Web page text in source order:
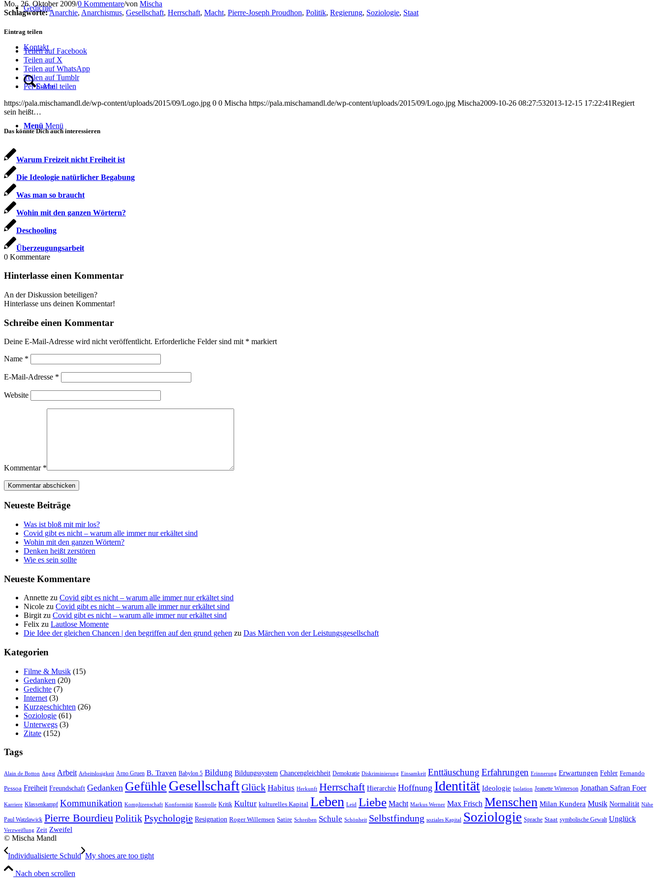
Gedich­te
Kon­takt
Suche
Menü Menü
Mo., 26. Oktober 2009/0 Kommentare/von Mischa
Schlagworte:Anarchie, Anarchismus, Gesellschaft, Herrschaft, Macht, Pierre-Joseph Proudhon, Politik, Regierung, Soziologie, Staat
Eintrag teilen
Teilen auf Facebook
Teilen auf X
Teilen auf WhatsApp
Teilen auf Tumblr
Per E-Mail teilen
https://pala.mischamandl.de/wp-content/uploads/2015/09/Logo.jpg 0 0 Mischa https://pala.mischamandl.de/wp-content/uploads/2015/09/Logo.jpg Mischa2009-10-26 08:27:532013-12-15 17:22:41Regiert
sein heißt…
Das könnte Dich auch interessieren
War­um Frei­zeit nicht Frei­heit ist
Die Ideo­lo­gie natür­li­cher Begabung
Was man so braucht
Wohin mit den gan­zen Wörtern?
Deschoo­ling
Über­zeu­gungs­ar­beit
0 Kommentare
Hinterlasse einen Kommentar
An der Diskussion beteiligen?
Hinterlasse uns deinen Kommentar!
Schreibe einen Kommentar
Deine E-Mail-Adresse wird nicht veröffentlicht. Erforderliche Felder sind mit * markiert
Name *
E-Mail-Adresse *
Website
Kommentar *
Neu­es­te Beiträge
Was ist bloß mit mir los?
Covid gibt es nicht – war­um alle immer nur erkäl­tet sind
Wohin mit den gan­zen Wörtern?
Den­ken heißt zerstören
Wie es sein sollte
Neu­es­te Kommentare
Annette zu Covid gibt es nicht – war­um alle immer nur erkäl­tet sind
Nicole zu Covid gibt es nicht – war­um alle immer nur erkäl­tet sind
Birgit zu Covid gibt es nicht – war­um alle immer nur erkäl­tet sind
Felix zu Laut­lo­se Momente
Die Idee der gleichen Chancen | den begriffen auf den grund gehen zu Das Mär­chen von der Leistungsgesellschaft
Kate­go­rien
Filme & Musik (15)
Gedanken (20)
Gedichte (7)
Internet (3)
Kurzgeschichten (26)
Soziologie (61)
Unterwegs (3)
Zitate (152)
Tags
Alain de Botton Angst Arbeit Arbeitslosigkeit Arno Gruen B. Traven Babylon 5 Bildung Bildungssystem Chancengleichheit Demokratie Diskriminierung Einsamkeit Enttäuschung Erfahrungen Erinnerung Erwartungen Fehler Fernando
Pessoa Freiheit Freundschaft Gedanken Gefühle GesellschaftGlück Habitus Herkunft Herrschaft Hierarchie Hoffnung Identität Ideologie Isolation Jeanette Winterson Jonathan Safran Foer
Karriere Klassenkampf Kommunikation Komplizenschaft Konformität Kontrolle Kritik Kultur kulturelles Kapital Leben Leid Liebe Macht Markus Werner Max Frisch Menschen Milan Kundera Musik Normalität Nähe
Paul Watzlawick Pierre BourdieuPolitikPsychologie Resignation Roger Willemsen Satire Schreiben Schule Schönheit Selbstfindung soziales Kapital Soziologie Sprache Staat symbolische Gewalt Unglück
Verzweiflung Zeit Zweifel
© Mischa Mandl
Indi­vi­dua­li­sier­te Schuld My shoes are too tight
Nach oben scrollen